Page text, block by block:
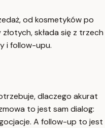
od kosmetyków po
składa się z trzech
i follow-upu.
dlaczego akurat
to jest sam dialog:
A follow-up to jest